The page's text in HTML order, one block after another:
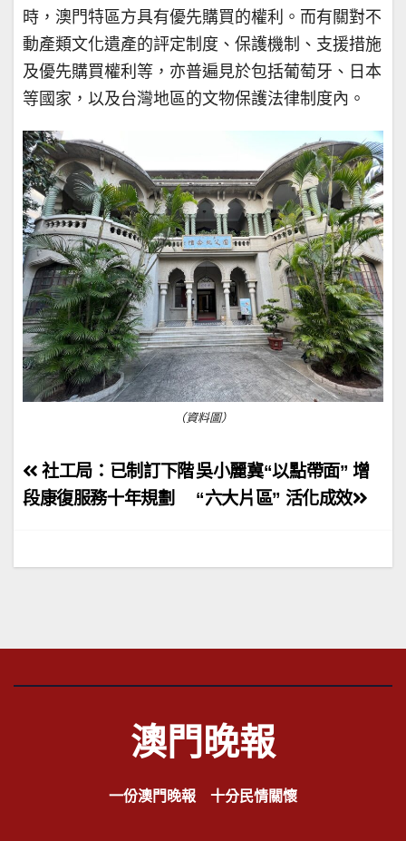
時，澳門特區方具有優先購買的權利。而有關對不
動產類文化遺產的評定制度、保護機制、支援措施
及優先購買權利等，亦普遍見於包括葡萄牙、日本
等國家，以及台灣地區的文物保護法律制度內。
（資料圖）
文
章
覽
吳小麗冀“以點帶面” 增
“六大片區” 活化成效
社工局：已制訂下階
段康復服務十年規劃
澳門晚報
一份澳門晚報 十分民情關懷